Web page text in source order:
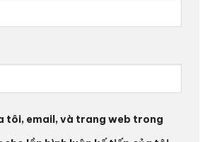
tôi, email, và trang web trong